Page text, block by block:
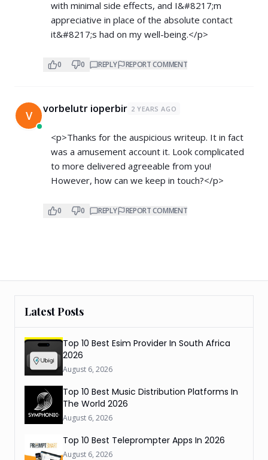
with minimal side effects, and I&#8217;m
appreciative in place of the absolute contact
it&#8217;s had on my well-being.</p>
0 0 REPLY REPORT COMMENT
V vorbelutr ioperbir 2 YEARS AGO
<p>Thanks for the auspicious writeup. It in fact
was a amusement account it. Look complicated
to more delivered agreeable from you!
However, how can we keep in touch?</p>
0 0 REPLY REPORT COMMENT
Latest Posts
Top 10 Best Esim Provider In South Africa
2026
August 6, 2026
Top 10 Best Music Distribution Platforms In
The World 2026
August 6, 2026
Top 10 Best Teleprompter Apps In 2026
August 6, 2026